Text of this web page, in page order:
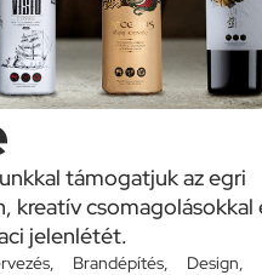
támogatjuk az egri
kreatív csomagolásokkal
jelenlétét.
, Brandépítés, Design,